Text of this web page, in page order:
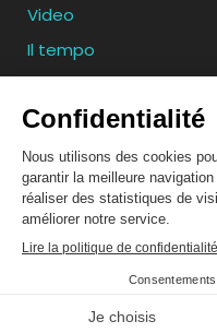
Video
Il tempo
Collegamenti
Informazioni legali
Informativa sulla